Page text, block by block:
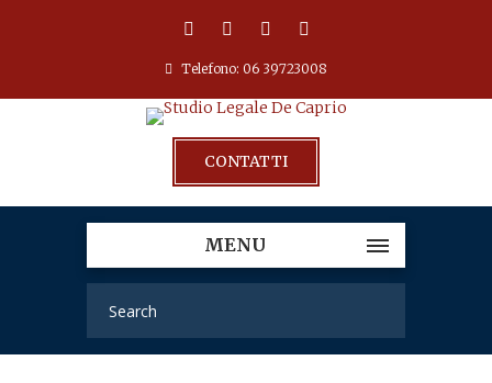
Telefono: 06 39723008
CONTATTI
MENU